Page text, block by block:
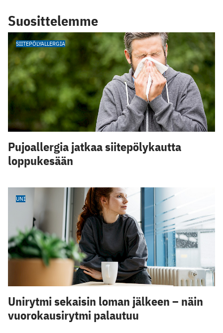
Suosittelemme
SIITEPÖLYALLERGIA
Pujoallergia jatkaa siitepölykautta
loppukesään
UNI
Unirytmi sekaisin loman jälkeen – näin
vuorokausirytmi palautuu